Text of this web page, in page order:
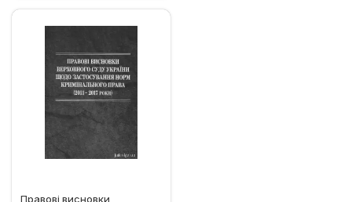
Правові висновки